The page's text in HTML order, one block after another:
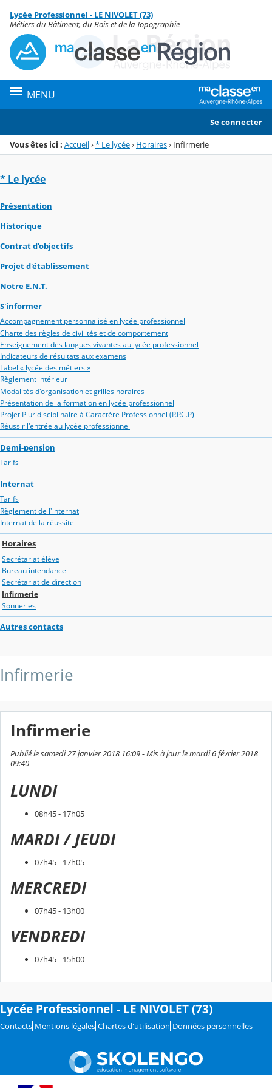
Menu de la rubrique
Contenu
Lycée Professionnel - LE NIVOLET (73)
Métiers du Bâtiment, du Bois et de la Topographie
MENU
Se connecter
Vous êtes ici : Accueil›* Le lycée› Horaires› Infirmerie
* Le lycée
Présentation
Historique
Contrat d'objectifs
Projet d'établissement
Notre E.N.T.
S'informer
Accompagnement personnalisé en lycée professionnel
Charte des règles de civilités et de comportement
Enseignement des langues vivantes au lycée professionnel
Indicateurs de résultats aux examens
Label « lycée des métiers »
Règlement intérieur
Modalités d'organisation et grilles horaires
Présentation de la formation en lycée professionnel
Projet Pluridisciplinaire à Caractère Professionnel (P.P.C.P)
Réussir l'entrée au lycée professionnel
Demi-pension
Tarifs
Internat
Tarifs
Règlement de l'internat
Internat de la réussite
Horaires
Secrétariat élève
Bureau intendance
Secrétariat de direction
Infirmerie
Sonneries
Autres contacts
Infirmerie
Infirmerie
Publié le samedi 27 janvier 2018 16:09 - Mis à jour le mardi 6 février 2018
09:40
LUNDI
08h45 - 17h05
MARDI / JEUDI
07h45 - 17h05
MERCREDI
07h45 - 13h00
VENDREDI
07h45 - 15h00
Lycée Professionnel - LE NIVOLET (73)
Contacts Mentions légales Chartes d'utilisation Données personnelles